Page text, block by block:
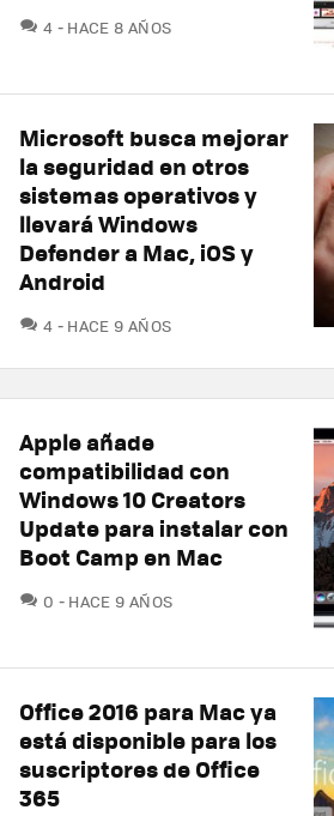
4 COMENTARIOS
HACE 8 AÑOS
Microsoft busca mejorar
la seguridad en otros
sistemas operativos y
llevará Windows
Defender a Mac, iOS y
Android
4 COMENTARIOS
HACE 9 AÑOS
Apple añade
compatibilidad con
Windows 10 Creators
Update para instalar con
Boot Camp en Mac
0 COMENTARIOS
HACE 9 AÑOS
Office 2016 para Mac ya
está disponible para los
suscriptores de Office
365